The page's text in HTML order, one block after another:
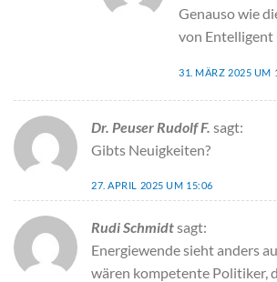
Genauso wie
von Entelligent
31. MÄRZ 2025 UM
Dr. Peuser Rudolf F. sagt:
Gibts Neuigkeiten?
27. APRIL 2025 UM 15:06
Rudi Schmidtsagt:
Energiewende sieht anders
wären kompetente Politiker,